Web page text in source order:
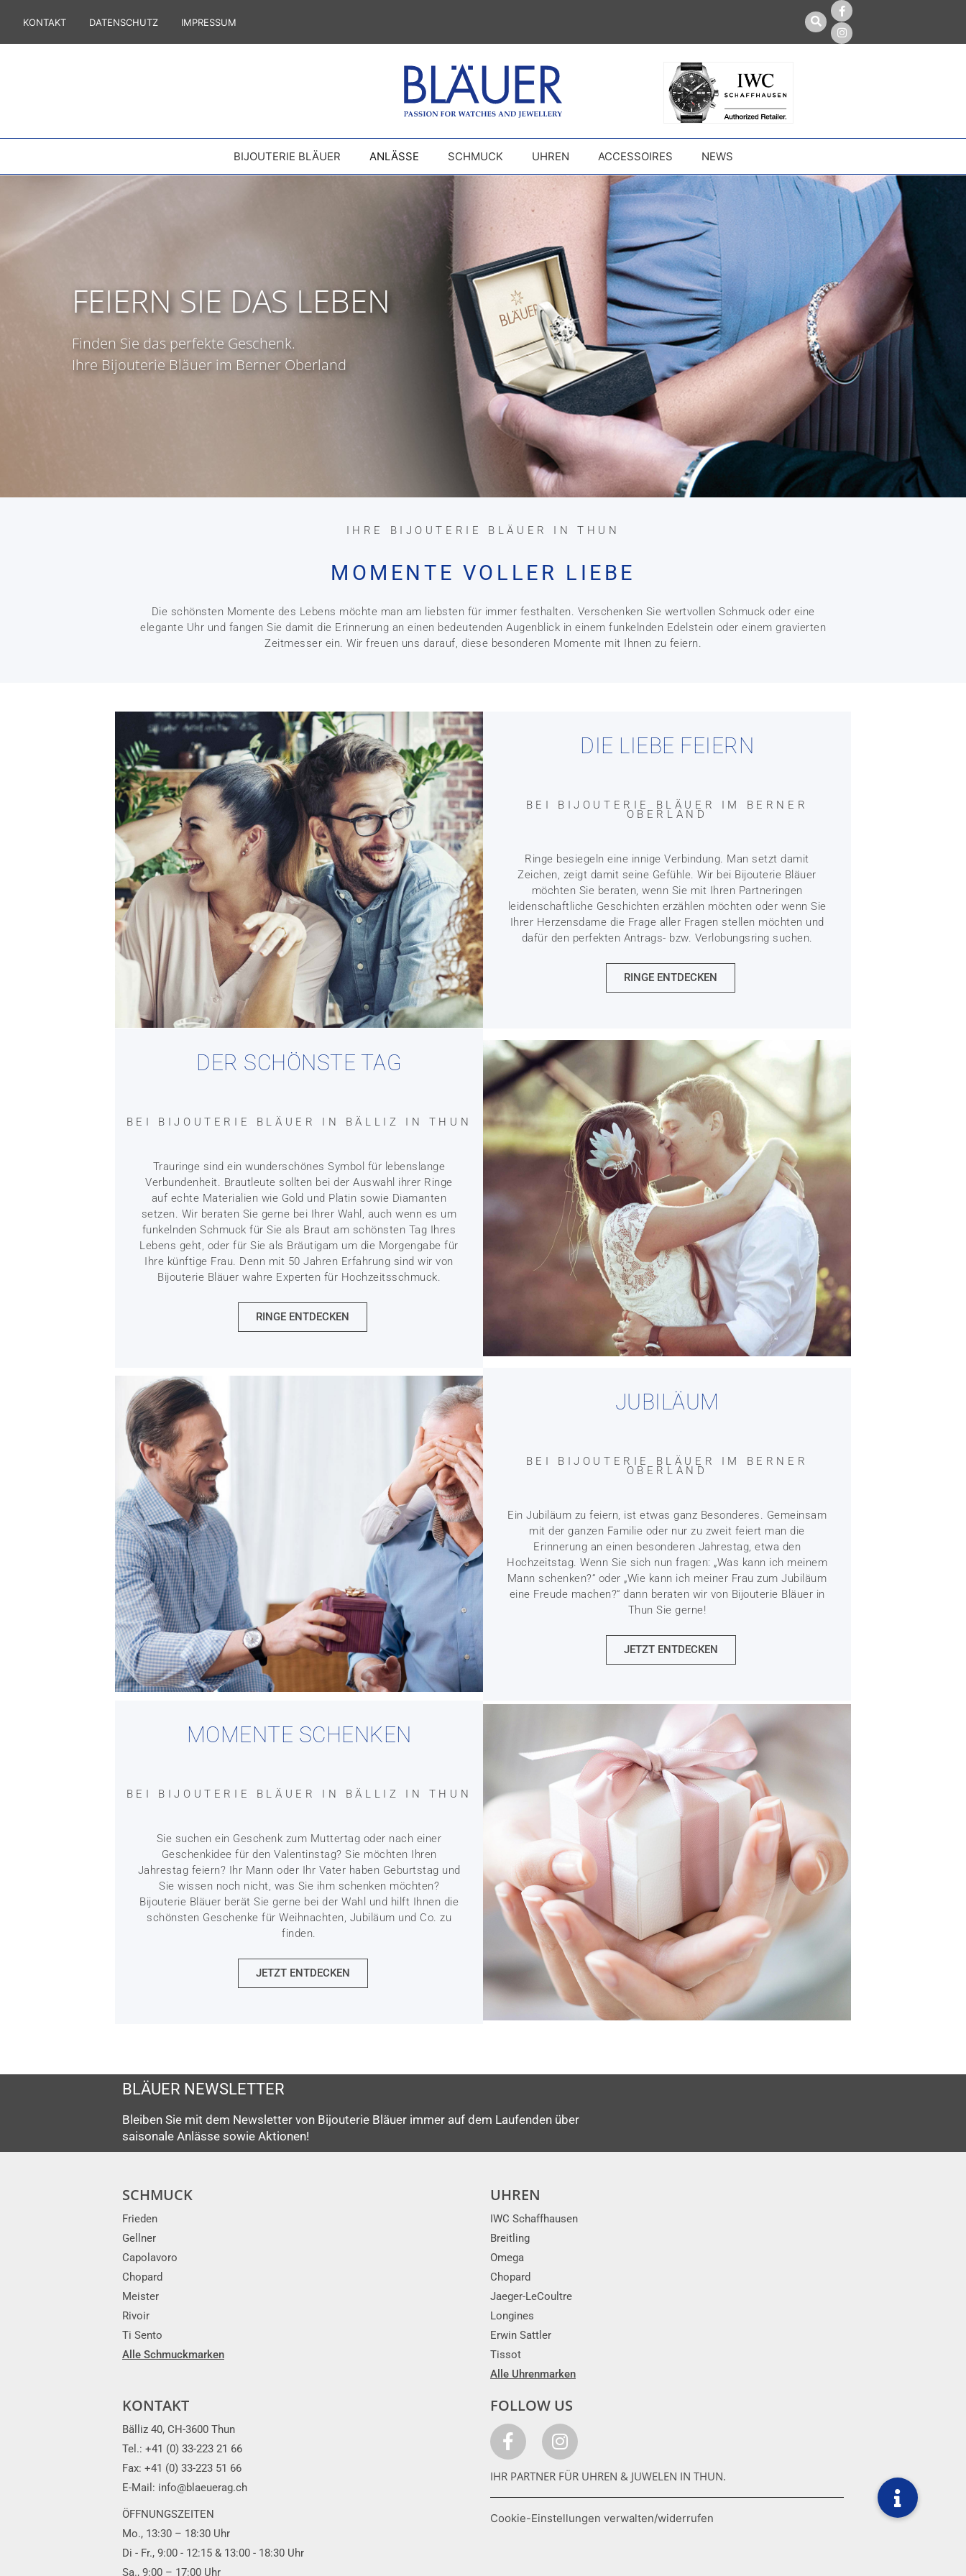
KONTAKT DATENSCHUTZ IMPRESSUM
BIJOUTERIE BLÄUER ANLÄSSE SCHMUCK UHREN ACCESSOIRES NEWS
FEIERN SIE DAS LEBEN
Finden Sie das perfekte Geschenk.
Ihre Bijouterie Bläuer im Berner Oberland
IHRE BIJOUTERIE BLÄUER IN THUN
MOMENTE VOLLER LIEBE
Die schönsten Momente des Lebens möchte man am liebsten für immer festhalten. Verschenken Sie wertvollen Schmuck oder eine
elegante Uhr und fangen Sie damit die Erinnerung an einen bedeutenden Augenblick in einem funkelnden Edelstein oder einem gravierten
Zeitmesser ein. Wir freuen uns darauf, diese besonderen Momente mit Ihnen zu feiern.
DIE LIEBE FEIERN
BEI BIJOUTERIE BLÄUER IM BERNER
OBERLAND
Ringe besiegeln eine innige Verbindung. Man setzt damit
Zeichen, zeigt damit seine Gefühle. Wir bei Bijouterie Bläuer
möchten Sie beraten, wenn Sie mit Ihren Partneringen
leidenschaftliche Geschichten erzählen möchten oder wenn Sie
Ihrer Herzensdame die Frage aller Fragen stellen möchten und
dafür den perfekten Antrags- bzw. Verlobungsring suchen.
RINGE ENTDECKEN
DER SCHÖNSTE TAG
BEI BIJOUTERIE BLÄUER IN BÄLLIZ IN THUN
Trauringe sind ein wunderschönes Symbol für lebenslange
Verbundenheit. Brautleute sollten bei der Auswahl ihrer Ringe
auf echte Materialien wie Gold und Platin sowie Diamanten
setzen. Wir beraten Sie gerne bei Ihrer Wahl, auch wenn es um
funkelnden Schmuck für Sie als Braut am schönsten Tag Ihres
Lebens geht, oder für Sie als Bräutigam um die Morgengabe für
Ihre künftige Frau. Denn mit 50 Jahren Erfahrung sind wir von
Bijouterie Bläuer wahre Experten für Hochzeitsschmuck.
RINGE ENTDECKEN
JUBILÄUM
BEI BIJOUTERIE BLÄUER IM BERNER
OBERLAND
Ein Jubiläum zu feiern, ist etwas ganz Besonderes. Gemeinsam
mit der ganzen Familie oder nur zu zweit feiert man die
Erinnerung an einen besonderen Jahrestag, etwa den
Hochzeitstag. Wenn Sie sich nun fragen: „Was kann ich meinem
Mann schenken?“ oder „Wie kann ich meiner Frau zum Jubiläum
eine Freude machen?“ dann beraten wir von Bijouterie Bläuer in
Thun Sie gerne!
JETZT ENTDECKEN
MOMENTE SCHENKEN
BEI BIJOUTERIE BLÄUER IN BÄLLIZ IN THUN
Sie suchen ein Geschenk zum Muttertag oder nach einer
Geschenkidee für den Valentinstag? Sie möchten Ihren
Jahrestag feiern? Ihr Mann oder Ihr Vater haben Geburtstag und
Sie wissen noch nicht, was Sie ihm schenken möchten?
Bijouterie Bläuer berät Sie gerne bei der Wahl und hilft Ihnen die
schönsten Geschenke für Weihnachten, Jubiläum und Co. zu
finden.
JETZT ENTDECKEN
BLÄUER NEWSLETTER
Bleiben Sie mit dem Newsletter von Bijouterie Bläuer immer auf dem Laufenden über
saisonale Anlässe sowie Aktionen!
SCHMUCK
Frieden
Gellner
Capolavoro
Chopard
Meister
Rivoir
Ti Sento
Alle Schmuckmarken
UHREN
IWC Schaffhausen
Breitling
Omega
Chopard
Jaeger-LeCoultre
Longines
Erwin Sattler
Tissot
Alle Uhrenmarken
KONTAKT
Bälliz 40, CH-3600 Thun
Tel.: +41 (0) 33-223 21 66
Fax: +41 (0) 33-223 51 66
E-Mail: info@blaeuerag.ch
ÖFFNUNGSZEITEN
Mo., 13:30 – 18:30 Uhr
Di - Fr., 9:00 - 12:15 & 13:00 - 18:30 Uhr
Sa., 9:00 – 17:00 Uhr
FOLLOW US
IHR PARTNER FÜR UHREN & JUWELEN IN THUN.
Cookie-Einstellungen verwalten/widerrufen